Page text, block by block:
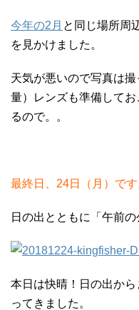
今年の2月 と同じ場所周
を見かけました。
天気が悪いので写真は
量）レンズも準備して
るので。。
最終日、24日（月）です
日の出とともに「午前の
本日は快晴！日の出か
ってきました。